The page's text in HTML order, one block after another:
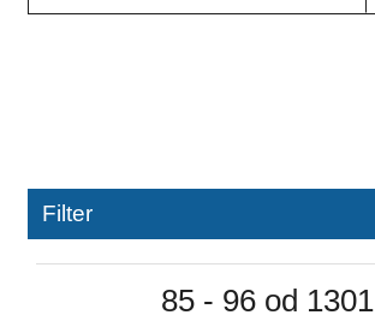
Filter
85 - 96 od 1301